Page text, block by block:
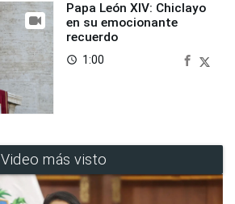
Papa León XIV: Chiclayo
en su emocionante
recuerdo
access_time 1:00
Video más visto